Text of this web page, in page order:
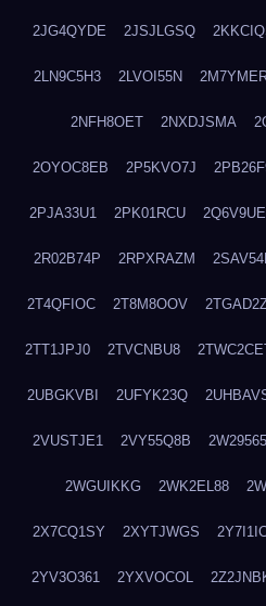
2JG4QYDE 2JSJLGSQ
2LN9C5H3 2LVOI55N
2NFH8OET 2NXDJSMA
2OYOC8EB 2P5KVO7J
2PJA33U1 2PK01RCU
2R02B74P 2RPXRAZM
2T4QFIOC 2T8M8OOV
2TT1JPJ0 2TVCNBU8
2UBGKVBI 2UFYK23Q
2VUSTJE1 2VY55Q8B
2WGUIKKG 2WK2EL88
2X7CQ1SY 2XYTJWGS
2YV3O361 2YXVOCOL